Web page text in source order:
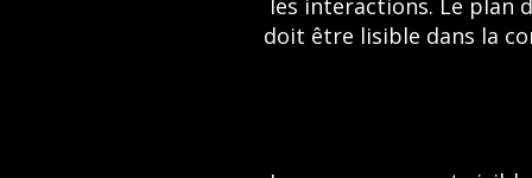
les interactions. Le plan
doit être lisible dans la